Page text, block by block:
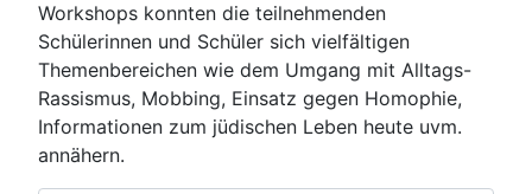
Workshops konnten die teilnehmenden
Schülerinnen und Schüler sich vielfältigen
Themenbereichen wie dem Umgang mit Alltags-
Rassismus, Mobbing, Einsatz gegen Homophie,
Informationen zum jüdischen Leben heute uvm.
annähern.